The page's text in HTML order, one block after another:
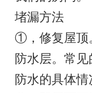
堵漏方法
①，修复屋顶
防水层。常
防水的具体